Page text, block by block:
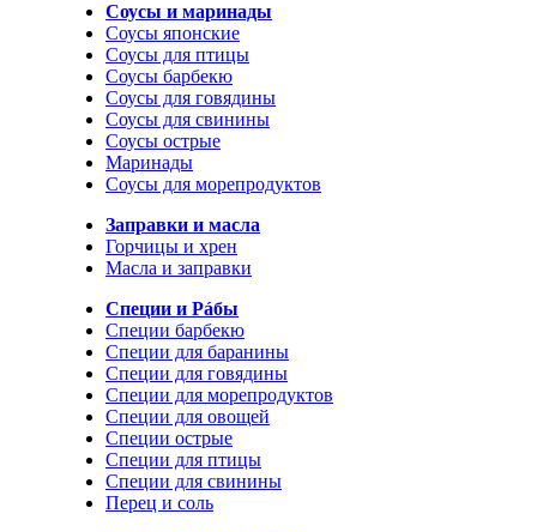
Соусы и маринады
Соусы японские
Соусы для птицы
Соусы барбекю
Соусы для говядины
Соусы для свинины
Соусы острые
Маринады
Соусы для морепродуктов
Заправки и масла
Горчицы и хрен
Масла и заправки
Специи и Рáбы
Специи барбекю
Специи для баранины
Специи для говядины
Специи для морепродуктов
Специи для овощей
Специи острые
Специи для птицы
Специи для свинины
Перец и соль